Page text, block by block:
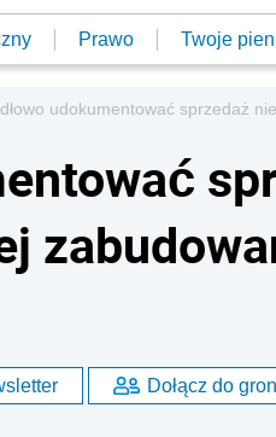
Prawo Twoje
udokumentować sprzedaż
Dołącz do